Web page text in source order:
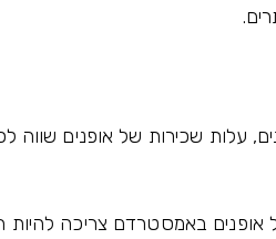
עלות שכירות של אופנים שווה
באמסטרדם צריכה להיות